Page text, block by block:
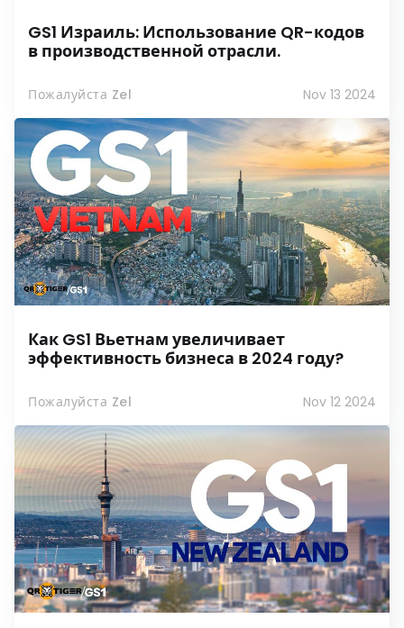
GS1 Израиль: Использование QR-кодов
в производственной отрасли.
Пожалуйста Zel Nov 13 2024
Как GS1 Вьетнам увеличивает
эффективность бизнеса в 2024 году?
Пожалуйста Zel Nov 12 2024